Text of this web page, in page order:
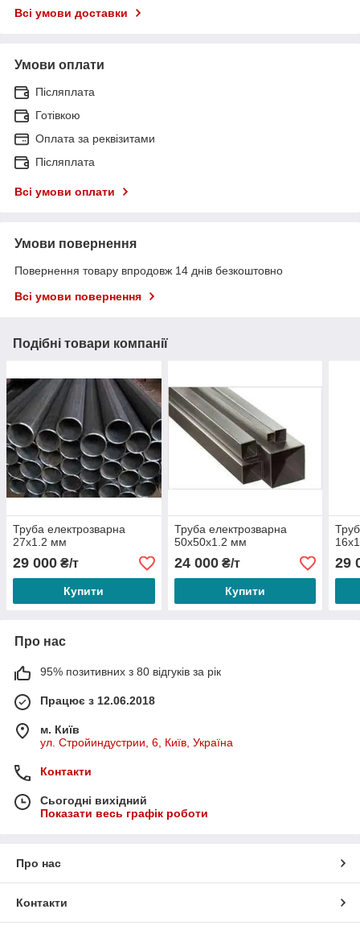
Всі умови доставки
Умови оплати
Післяплата
Готівкою
Оплата за реквізитами
Післяплата
Всі умови оплати
Умови повернення
Повернення товару впродовж 14 днів безкоштовно
Всі умови повернення
Подібні товари компанії
Труба електрозварна
27х1.2 мм
29 000 ₴/т
Купити
Труба електрозварна
50х50х1.2 мм
24 000₴/т
Купити
29
Про нас
95% позитивних з 80 відгуків за рік
Працює з 12.06.2018
м. Київ
ул. Стройиндустрии, 6, Київ, Україна
Контакти
Сьогодні вихідний
Показати весь графік роботи
Про нас
Контакти